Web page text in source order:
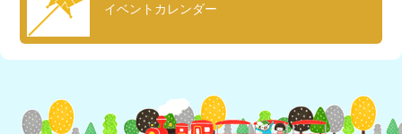
イベントカレンダー